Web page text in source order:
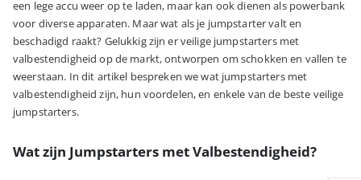
een lege accu weer op te laden, maar kan ook dienen als powerbank
voor diverse apparaten. Maar wat als je jumpstarter valt en
beschadigd raakt? Gelukkig zijn er veilige jumpstarters met
valbestendigheid op de markt, ontworpen om schokken en vallen te
weerstaan. In dit artikel bespreken we wat jumpstarters met
valbestendigheid zijn, hun voordelen, en enkele van de beste veilige
jumpstarters.
Wat zijn Jumpstarters met Valbestendigheid?